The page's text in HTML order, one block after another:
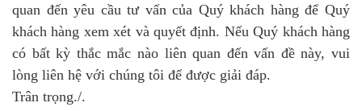
quan đến yêu cầu tư vấn của Quý khách hàng để Quý
khách hàng xem xét và quyết định. Nếu Quý khách hàng
có bất kỳ thắc mắc nào liên quan đến vấn đề này, vui
lòng liên hệ với chúng tôi để được giải đáp.
Trân trọng./.